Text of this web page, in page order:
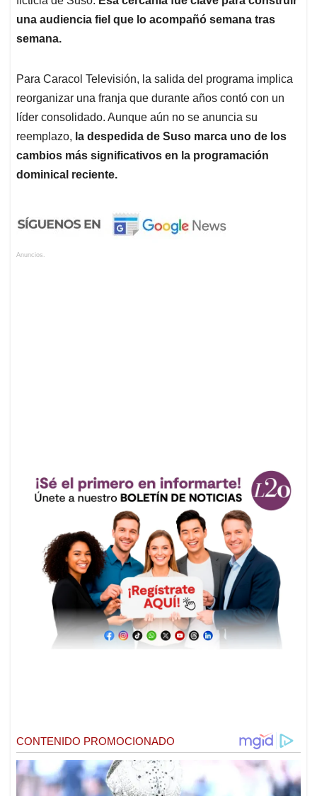
una audiencia fiel que lo acompañó semana tras
semana.
Para Caracol Televisión, la salida del programa implica
reorganizar una franja que durante años contó con un
líder consolidado. Aunque aún no se anuncia su
reemplazo, la despedida de Suso marca uno de los
cambios más significativos en la programación
dominical reciente.
Anuncios.